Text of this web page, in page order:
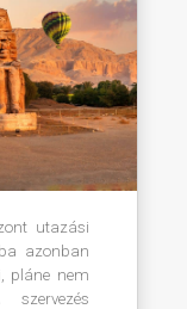
utazási
azonban
pláne nem